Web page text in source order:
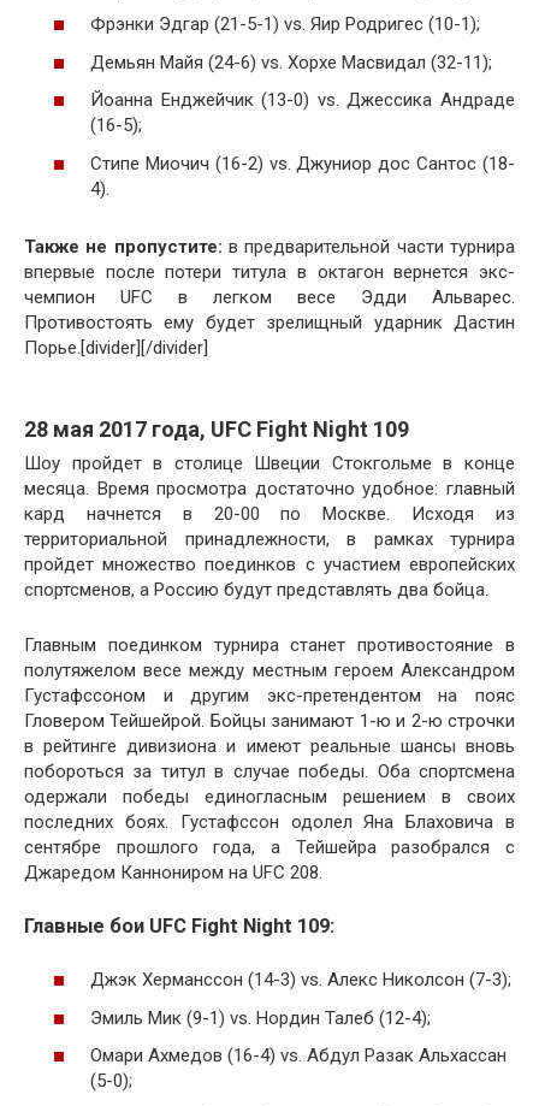
Фрэнки Эдгар (21-5-1) vs. Яир Родригес (10-1);
Демьян Майя (24-6) vs. Хорхе Масвидал (32-11);
Йоанна Енджейчик (13-0) vs. Джессика Андраде
(16-5);
Стипе Миочич (16-2) vs. Джуниор дос Сантос (18-
4).
Также не пропустите: в предварительной части турнира
впервые после потери титула в октагон вернется экс-
чемпион UFC в легком весе Эдди Альварес.
Противостоять ему будет зрелищный ударник Дастин
Порье.[divider][/divider]
28 мая 2017 года, UFC Fight Night 109
Шоу пройдет в столице Швеции Стокгольме в конце
месяца. Время просмотра достаточно удобное: главный
кард начнется в 20-00 по Москве. Исходя из
территориальной принадлежности, в рамках турнира
пройдет множество поединков с участием европейских
спортсменов, а Россию будут представлять два бойца.
Главным поединком турнира станет противостояние в
полутяжелом весе между местным героем Александром
Густафссоном и другим экс-претендентом на пояс
Гловером Тейшейрой. Бойцы занимают 1-ю и 2-ю строчки
в рейтинге дивизиона и имеют реальные шансы вновь
побороться за титул в случае победы. Оба спортсмена
одержали победы единогласным решением в своих
последних боях. Густафссон одолел Яна Блаховича в
сентябре прошлого года, а Тейшейра разобрался с
Джаредом Каннониром на UFC 208.
Главные бои UFC Fight Night 109:
Джэк Херманссон (14-3) vs. Алекс Николсон (7-3);
Эмиль Мик (9-1) vs. Нордин Талеб (12-4);
Омари Ахмедов (16-4) vs. Абдул Разак Альхассан
(5-0);